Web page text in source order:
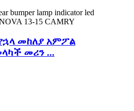
መከለያ አምፖል
መሪን ...